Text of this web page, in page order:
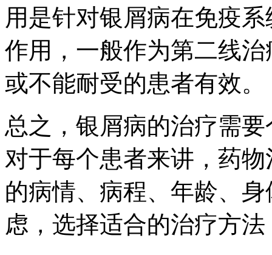
用是针对银屑病在免疫
作用，一般作为第二线
或不能耐受的患者有效。
总之，银屑病的治疗需
对于每个患者来讲，药
的病情、病程、年龄、
虑，选择适合的治疗方